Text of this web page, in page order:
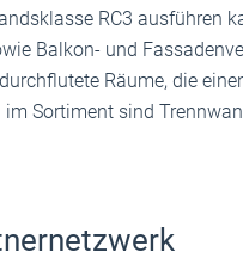
RC3 ausführen
Balkon- und
Räume, die
Sortiment sind